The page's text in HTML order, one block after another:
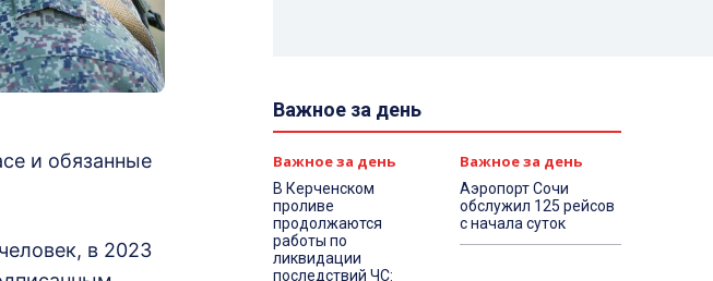
и обязанные
в 2023
Важное за день
Важное за день
В Керченском
проливе
продолжаются
работы по
ликвидации
последствий ЧС:
Важное за день
Аэропорт Сочи
обслужил 125 рейсов
с начала суток